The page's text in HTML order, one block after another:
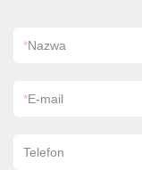
*Nazwa
*E-mail
Telefon